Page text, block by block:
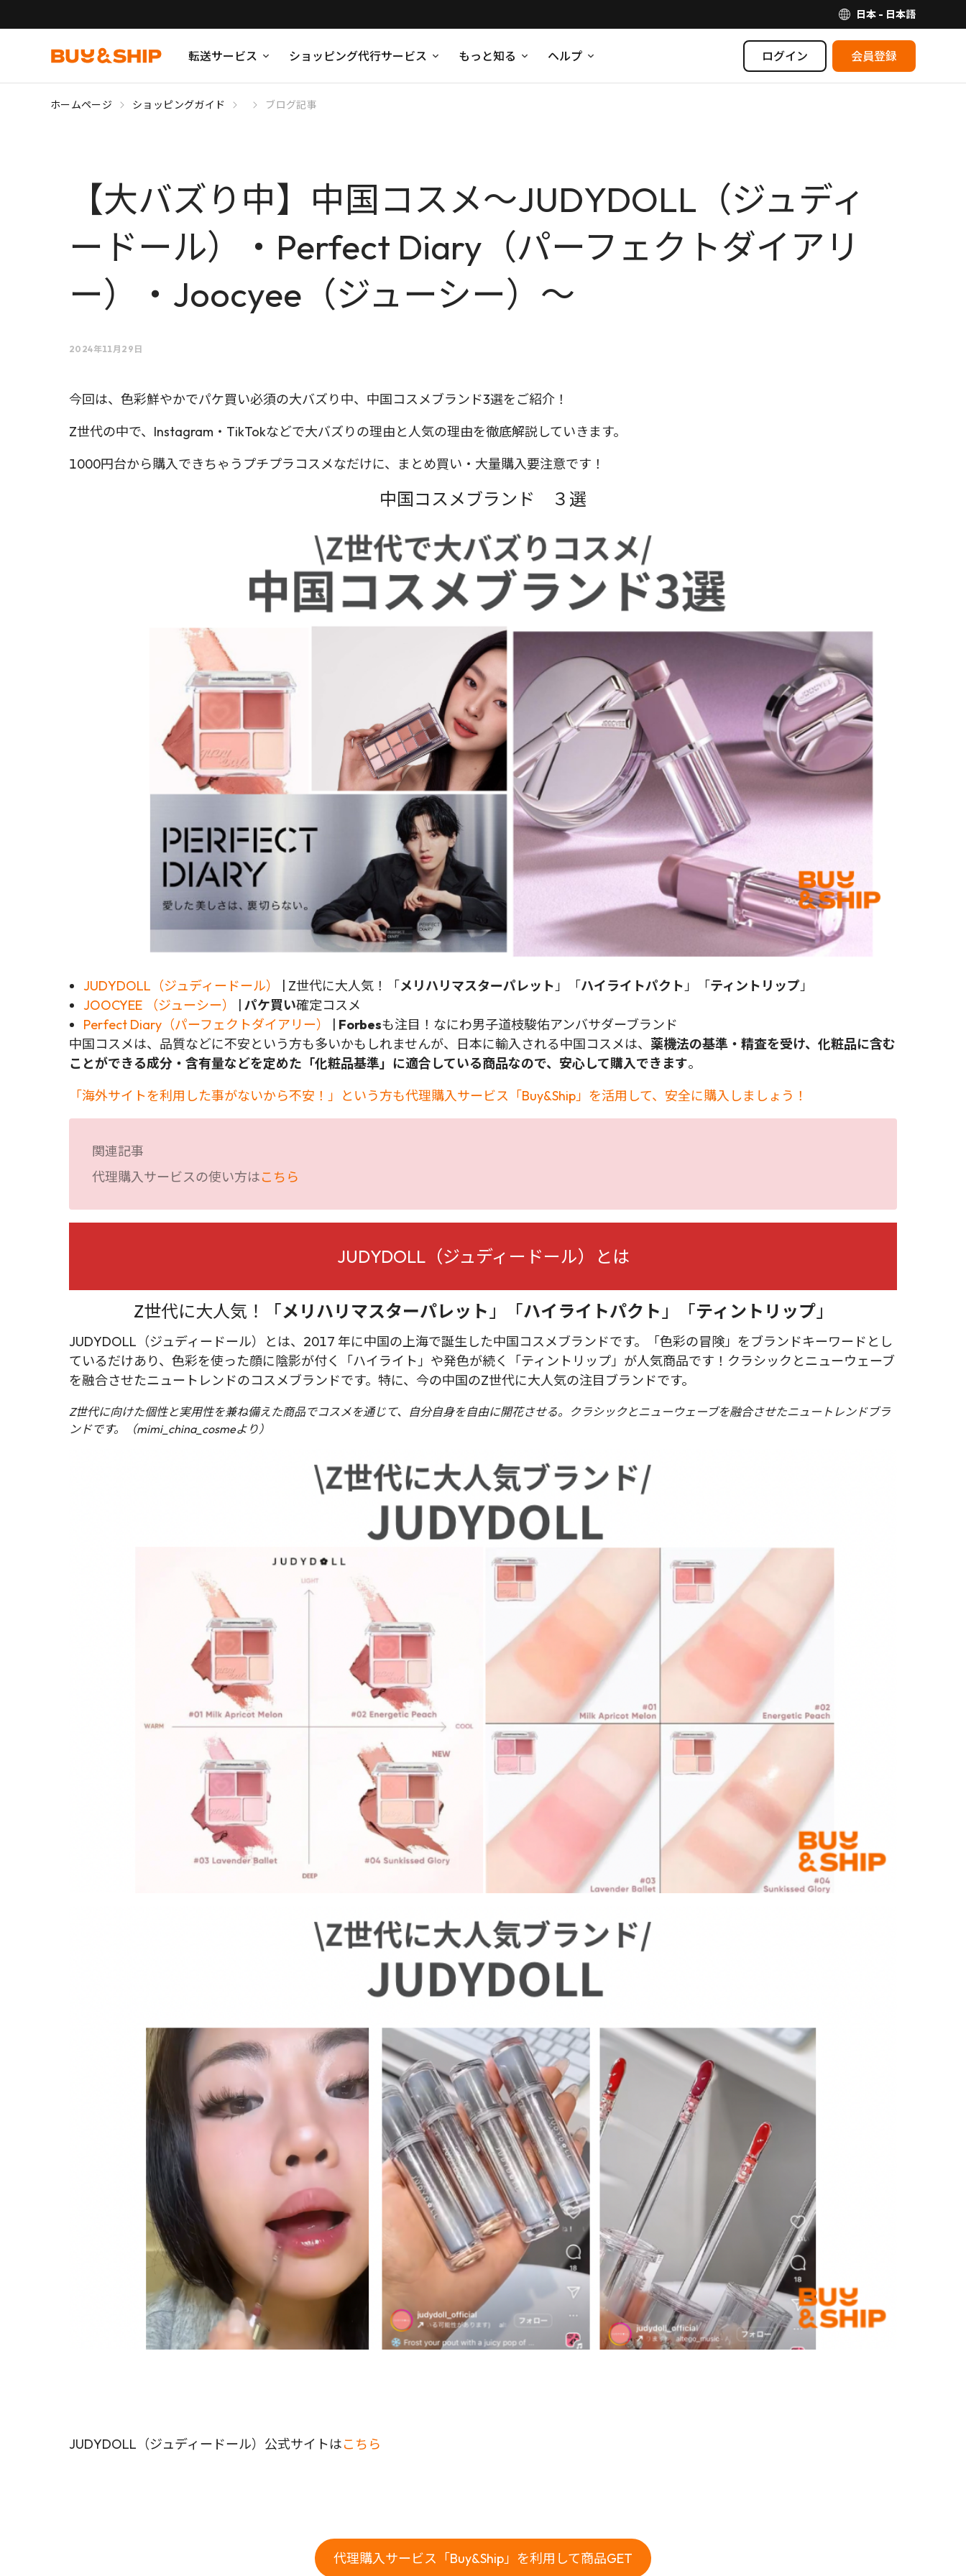
日本 - 日本語
転送サービス ショッピング代行サービス もっと知る ヘルプ ログイン 会員登録
ホームページ ショッピングガイド ブログ記事
【大バズり中】中国コスメ〜JUDYDOLL（ジュディ
ードール）・Perfect Diary（パーフェクトダイアリ
ー）・Joocyee（ジューシー）〜
2024年11月29日
今回は、色彩鮮やかでパケ買い必須の大バズり中、中国コスメブランド3選をご紹介！
Z世代の中で、Instagram・TikTokなどで大バズりの理由と人気の理由を徹底解説していきます。
1000円台から購入できちゃうプチプラコスメなだけに、まとめ買い・大量購入要注意です！
中国コスメブランド ３選
JUDYDOLL（ジュディードール） | Z世代に大人気！「メリハリマスターパレット」「ハイライトパクト」「ティントリップ」
JOOCYEE （ジューシー）
パケ買い確定コスメ
Perfect Diary（パーフェクトダイアリー）
Forbesも注目！なにわ男子道枝駿佑アンバサダーブランド
中国コスメは、品質などに不安という方も多いかもしれませんが、日本に輸入される中国コスメは、 薬機法の基準・精査を受け、化粧品に含む
ことができる成分・含有量などを定めた「化粧品基準」に適合している商品なので、安心して購入できます。
「海外サイトを利用した事がないから不安！」という方も代理購入サービス「Buy&Ship」を活用して、安全に購入しましょう！
関連記事
代理購入サービスの使い方はこちら
JUDYDOLL（ジュディードール）とは
Z世代に大人気！「メリハリマスターパレット 」「ハイライトパクト 」「ティントリップ」
JUDYDOLL（ジュディードール）とは、2017 年に中国の上海で誕生した中国コスメブランドです。「色彩の冒険」をブランドキーワードとし
ているだけあり、色彩を使った顔に陰影が付く「ハイライト」や発色が続く「ティントリップ」が人気商品です！クラシックとニューウェーブ
を融合させたニュートレンドのコスメブランドです。特に、今の中国のZ世代に大人気の注目ブランドです。
Z世代に向けた個性と実用性を兼ね備えた商品でコスメを通じて、自分自身を自由に開花させる。クラシックとニューウェーブを融合させたニュートレンドブラ
ンドです。（mimi_china_cosmeより）
JUDYDOLL（ジュディードール）公式サイトはこちら
代理購入サービス「Buy&Ship」を利用して商品GET